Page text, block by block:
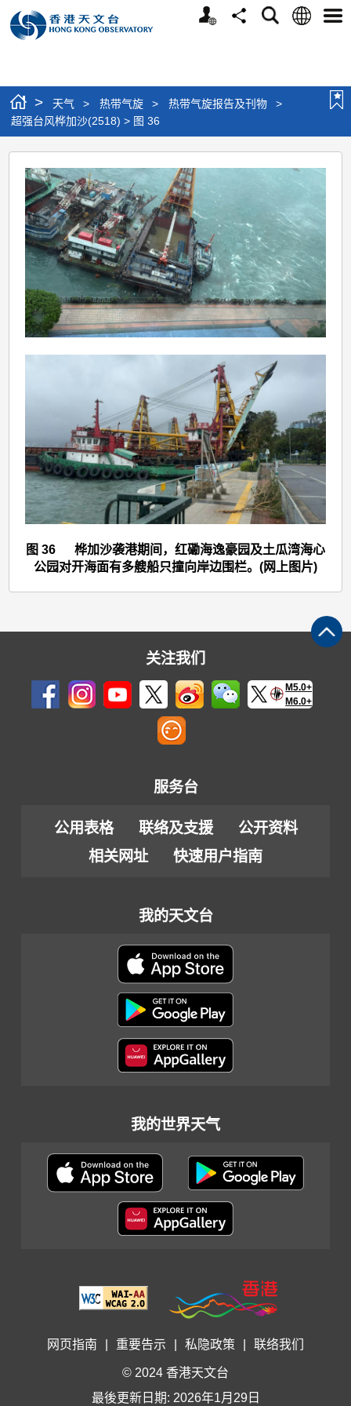
个
分
搜
语
选
> 天气 > 热带气旋 > 热带气旋报告及刊物
>
超强台风桦加沙(2518) > 图 36
超
强
台
风
桦
加
沙
(2518)
图 36 桦加沙袭港期间，红磡海逸豪园及土瓜湾海心
公园对开海面有多艘船只撞向岸边围栏。(网上图片)
关注我们
M5.0+
M6.0+
服务台
公用表格 联络及支援
公开资料
相关网址
快速用户指南
我的天文台
我的世界天气
网页指南 重要告示 私隐政策 联络我们
© 2024 香港天文台
最後更新日期: 2026年1月29日